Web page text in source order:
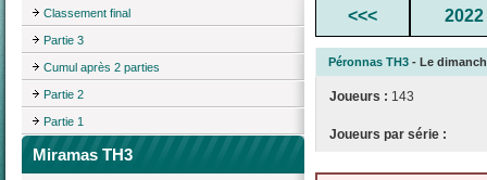
Classement final
Partie 3
Cumul après 2 parties
Partie 2
Partie 1
Miramas TH3
<<< 2022
Péronnas TH3 - Le
Joueurs : 143
Joueurs par série :